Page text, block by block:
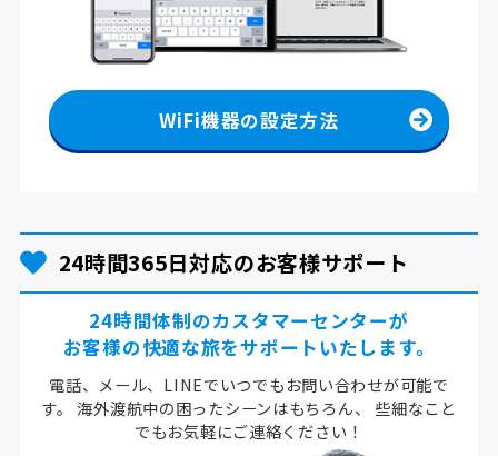
WiFi機器の設定方法
24時間365日対応のお客様サポート
24時間体制のカスタマーセンターが
お客様の快適な旅をサポートいたします。
電話、メール、LINEでいつでもお問い合わせが可能で
す。
海外渡航中の困ったシーンはもちろん、
些細なこと
でもお気軽にご連絡ください！